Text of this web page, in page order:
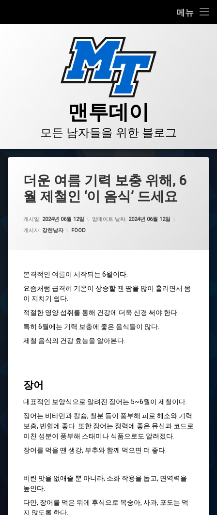
메뉴
LINKS
맨투데이
모든 남자들을 위한 블로그
더운 여름 기력 보충 위해, 6
월 제철인 ‘이 음식’ 드세요
게시일: 2024년 06월 12일 업데이트 날짜: 2024년 06월 12일
게시자: 강한남자 카테고리:
FOOD
본격적인 여름이 시작되는 6월이다.
요즘처럼 급격히 기온이 상승할 땐 땀을 많이 흘리면서 몸
이 지치기 쉽다.
적절한 영양 섭취를 통해 건강에 더욱 신경 써야 한다.
특히 6월에는 기력 보충에 좋은 음식들이 많다.
제철 음식의 건강 효능을 알아본다.
장어
대표적인 보양식으로 알려진 장어는 5~6월이 제철이다.
장어는 비타민과 칼슘, 철분 등이 풍부해 피로 해소와 기력
보충, 빈혈에 좋다. 또한 장어는 정력에 좋은 뮤신과 코드로
이친 성분이 풍부해 스태미나 식품으로도 알려졌다.
장어를 먹을 땐 생강, 부추와 함께 먹으면 더 좋다.
비린 맛을 없애줄 뿐 아니라, 소화 작용을 돕고, 면역력을
높인다.
다만, 장어를 먹은 뒤에 후식으로 복숭아, 사과, 포도는 먹
지 않도록 한다.